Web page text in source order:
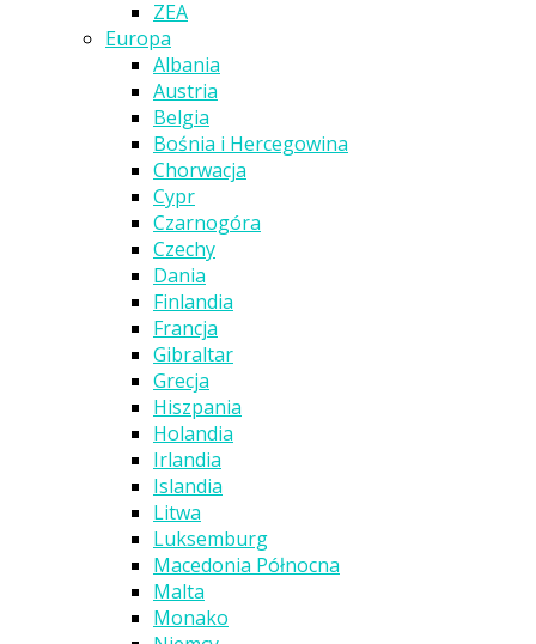
ZEA
Europa
Albania
Austria
Belgia
Bośnia i Hercegowina
Chorwacja
Cypr
Czarnogóra
Czechy
Dania
Finlandia
Francja
Gibraltar
Grecja
Hiszpania
Holandia
Irlandia
Islandia
Litwa
Luksemburg
Macedonia Północna
Malta
Monako